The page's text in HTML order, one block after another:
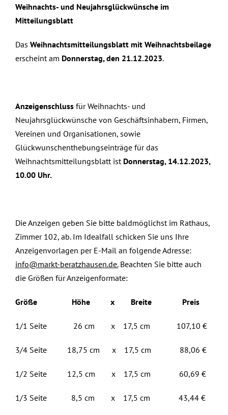
Weihnachts- und Neujahrsglückwünsche im
Mitteilungsblatt
Das Weihnachtsmitteilungsblatt mit Weihnachtsbeilage
erscheint am Donnerstag, den 21.12.2023.
Anzeigenschluss für Weihnachts- und
Neujahrsglückwünsche von Geschäftsinhabern, Firmen,
Vereinen und Organisationen, sowie
Glückwunschenthebungseinträge für das
Weihnachtsmitteilungsblatt ist Donnerstag, 14.12.2023,
10.00 Uhr.
Die Anzeigen geben Sie bitte baldmöglichst im Rathaus,
Zimmer 102, ab. Im Idealfall schicken Sie uns Ihre
Anzeigenvorlagen per E-Mail an folgende Adresse:
info@markt-beratzhausen.de.Beachten Sie bitte auch
die Größen für Anzeigenformate:
Größe Höhe x Breite Preis
1/1 Seite 26 cm x 17,5 cm 107,10 €
3/4 Seite 18,75 cm x 17,5 cm 88,06 €
1/2 Seite 12,5 cm x 17,5 cm 60,69 €
1/3 Seite 8,5 cm x 17,5 cm 43,44 €